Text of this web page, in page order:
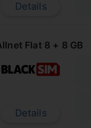
Details
Flat 8 + 8 GB
Details